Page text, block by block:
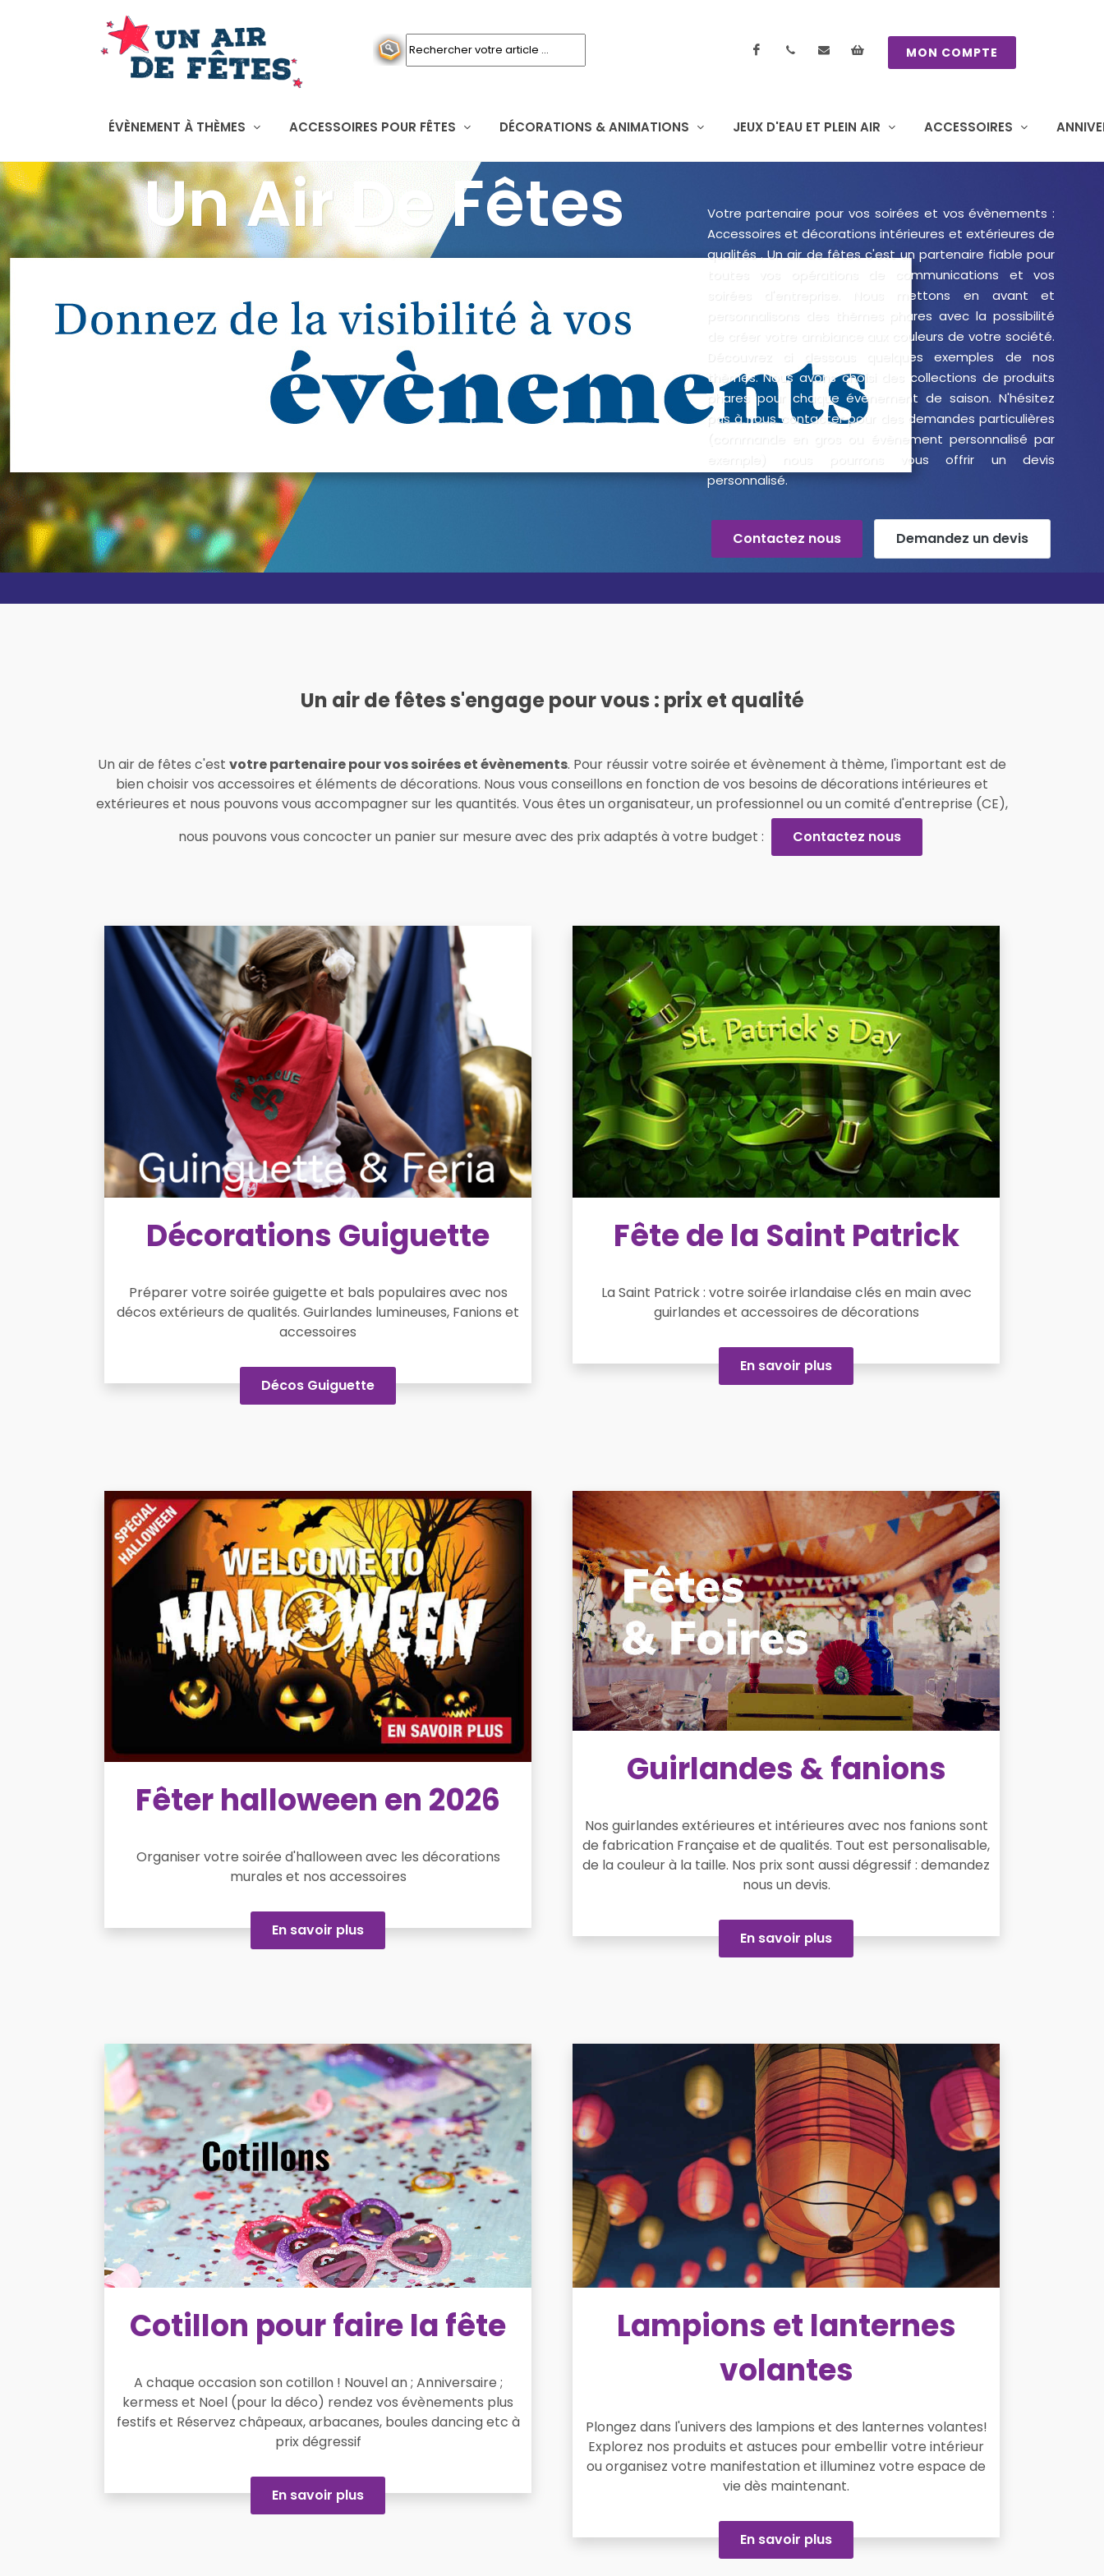
Facebook contactez nous
Mon panier
MON COMPTE
ÉVÈNEMENT À THÈMES ACCESSOIRES POUR FÊTES DÉCORATIONS & ANIMATIONS JEUX D'EAU ET PLEIN AIR ACCESSOIRES
Un Air De Fêtes
Votre partenaire pour vos soirées et vos évènements :
Accessoires et décorations intérieures et extérieures de
qualités . Un air de fêtes c'est un partenaire fiable pour
toutes vos opérations de communications et vos
soirées d'entreprise. Nous mettons en avant et
personnalisons des thèmes phares avec la possibilité
de créer votre ambiance aux couleurs de votre société.
Découvrez ci dessous quelques exemples de nos
thèmes. Nous avons choisi des collections de produits
phares pour chaque évènement de saison. N'hésitez
pas à nous contacter pour des demandes particulières
(commande en gros ou évènement personnalisé par
exemple) nous pourrons vous offrir un devis
personnalisé.
Contactez nous Demandez un devis
Un air de fêtes s'engage pour vous : prix et qualité
Un air de fêtes c'est votre partenaire pour vos soirées et évènements. Pour réussir votre soirée et évènement à thème, l'important est de
bien choisir vos accessoires et éléments de décorations. Nous vous conseillons en fonction de vos besoins de décorations intérieures et
extérieures et nous pouvons vous accompagner sur les quantités. Vous êtes un organisateur, un professionnel ou un comité d'entreprise (CE),
nous pouvons vous concocter un panier sur mesure avec des prix adaptés à votre budget :
Contactez nous
Décorations Guiguette
Préparer votre soirée guigette et bals populaires avec nos
décos extérieurs de qualités. Guirlandes lumineuses, Fanions et
accessoires
Décos Guiguette
Fête de la Saint Patrick
La Saint Patrick : votre soirée irlandaise clés en main avec
guirlandes et accessoires de décorations
En savoir plus
Fêter halloween en 2026
Organiser votre soirée d'halloween avec les décorations
murales et nos accessoires
En savoir plus
Guirlandes & fanions
Nos guirlandes extérieures et intérieures avec nos fanions sont
de fabrication Française et de qualités. Tout est personalisable,
de la couleur à la taille. Nos prix sont aussi dégressif : demandez
nous un devis.
En savoir plus
Cotillon pour faire la fête
A chaque occasion son cotillon ! Nouvel an ; Anniversaire ;
kermess et Noel (pour la déco) rendez vos évènements plus
festifs et Réservez châpeaux, arbacanes, boules dancing etc à
prix dégressif
En savoir plus
Lampions et lanternes
volantes
Plongez dans l'univers des lampions et des lanternes volantes!
Explorez nos produits et astuces pour embellir votre intérieur
ou organisez votre manifestation et illuminez votre espace de
vie dès maintenant.
En savoir plus